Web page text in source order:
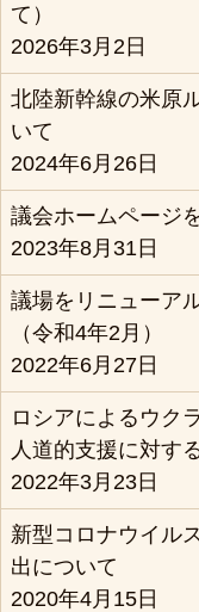
て）
2026年3月2日
北陸新幹線の米原
いて
2024年6月26日
議会ホームページ
2023年8月31日
議場をリニューア
（令和4年2月）
2022年6月27日
ロシアによるウク
人道的支援に対す
2022年3月23日
新型コロナウイル
出について
2020年4月15日